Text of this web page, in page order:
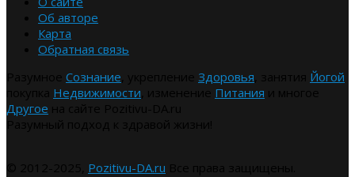
Об авторе
Карта
Обратная связь
Сознание Здоровья
Йогой
Недвижимости Питания
Другое
Pozitivu-DA.ru